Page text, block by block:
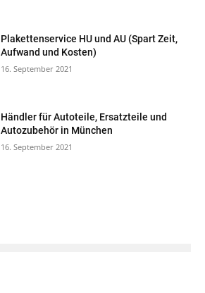
Plakettenservice HU und AU (Spart Zeit,
Aufwand und Kosten)
16. September 2021
Händler für Autoteile, Ersatzteile und
Autozubehör in München
16. September 2021